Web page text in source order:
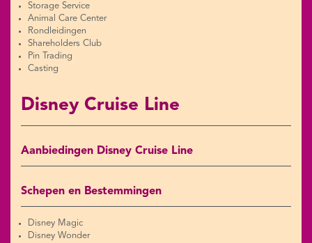
Storage Service
Animal Care Center
Rondleidingen
Shareholders Club
Pin Trading
Casting
Disney Cruise Line
Aanbiedingen Disney Cruise Line
Schepen en Bestemmingen
Disney Magic
Disney Wonder